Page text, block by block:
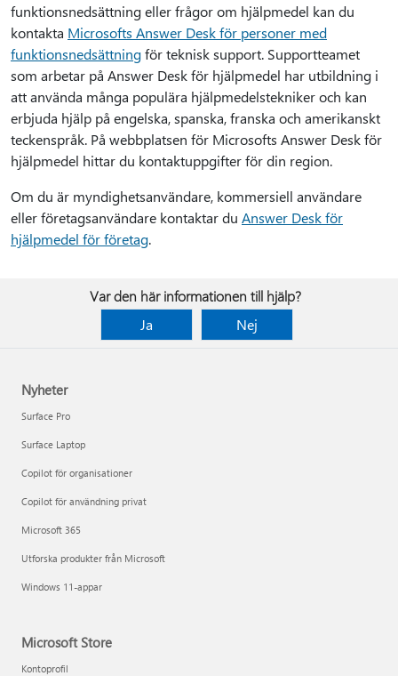
funktionsnedsättning eller frågor om hjälpmedel kan du
kontakta Microsofts Answer Desk för personer med
funktionsnedsättningför teknisk support. Supportteamet
som arbetar på Answer Desk för hjälpmedel har utbildning i
att använda många populära hjälpmedelstekniker och kan
erbjuda hjälp på engelska, spanska, franska och amerikanskt
teckenspråk. På webbplatsen för Microsofts Answer Desk för
hjälpmedel hittar du kontaktuppgifter för din region.
Om du är myndighetsanvändare, kommersiell användare
eller företagsanvändare kontaktar du Answer Desk för
hjälpmedel för företag.
Var den här informationen till hjälp?
Ja
Nej
Nyheter
Surface Pro
Surface Laptop
Copilot för organisationer
Copilot för användning privat
Microsoft 365
Utforska produkter från Microsoft
Windows 11-appar
Microsoft Store
Kontoprofil